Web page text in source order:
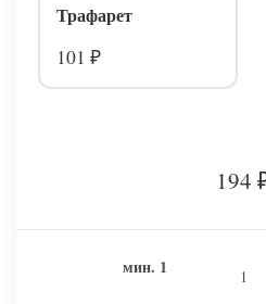
Трафарет
101 ₽
194
мин. 1